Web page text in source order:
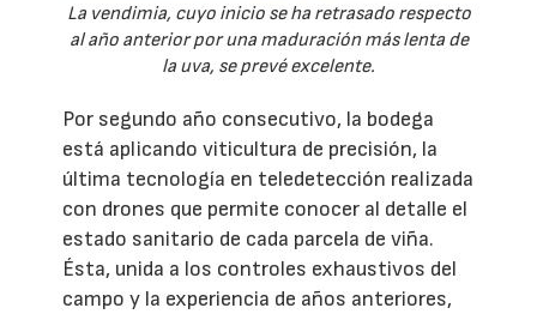
La vendimia, cuyo inicio se ha retrasado respecto
al año anterior por una maduración más lenta de
la uva, se prevé excelente.
Por segundo año consecutivo, la bodega
está aplicando viticultura de precisión, la
última tecnología en teledetección realizada
con drones que permite conocer al detalle el
estado sanitario de cada parcela de viña.
Ésta, unida a los controles exhaustivos del
campo y la experiencia de años anteriores,